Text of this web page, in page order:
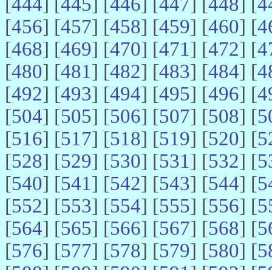
[456] [457] [458] [459] [460] [
[468] [469] [470] [471] [472] [
[480] [481] [482] [483] [484] [
[492] [493] [494] [495] [496] [
[504] [505] [506] [507] [508] [
[516] [517] [518] [519] [520] [
[528] [529] [530] [531] [532] [
[540] [541] [542] [543] [544] [
[552] [553] [554] [555] [556] [
[564] [565] [566] [567] [568] [
[576] [577] [578] [579] [580] [